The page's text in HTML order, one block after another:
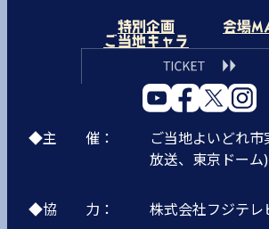
特別企画
ご当地キャラ
会場
◆主 催：
ご当地よいどれ
放送、東京ドーム)
◆協 力： 株式会社フジテレ